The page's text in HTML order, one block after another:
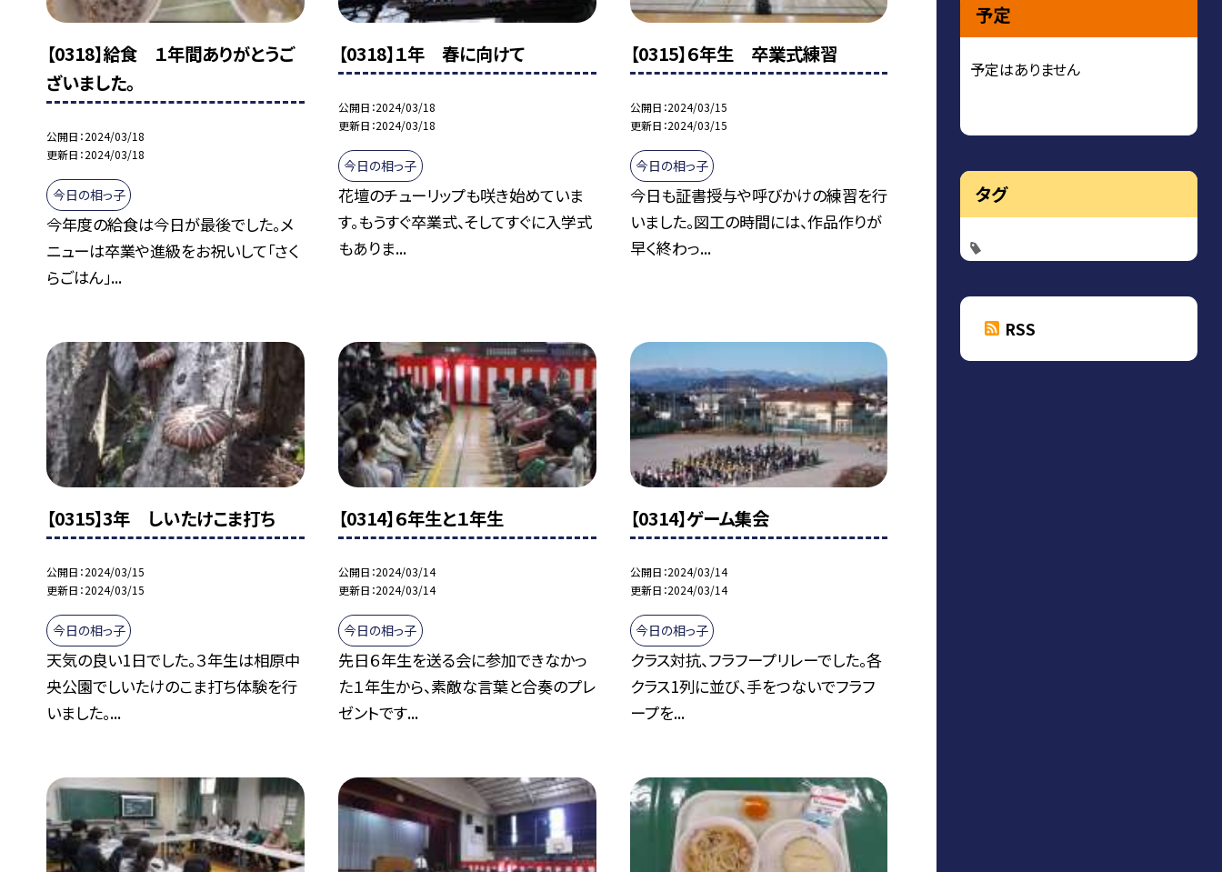
【0318】給食 １年間ありがとうご
ざいました。
公開日 2024/03/18
更新日 2024/03/18
今日の相っ子
今年度の給食は今日が最後でした。メ
ニューは卒業や進級をお祝いして「さく
らごはん」...
【0318】１年 春に向けて
公開日 2024/03/18
更新日 2024/03/18
今日の相っ子
花壇のチューリップも咲き始めていま
す。もうすぐ卒業式、そしてすぐに入学式
もありま...
【0315】６年生 卒業式練習
公開日 2024/03/15
更新日 2024/03/15
今日の相っ子
今日も証書授与や呼びかけの練習を行
いました。図工の時間には、作品作りが
早く終わっ...
【0315】3年 しいたけこま打ち
公開日 2024/03/15
更新日 2024/03/15
今日の相っ子
天気の良い1日でした。３年生は相原中
央公園でしいたけのこま打ち体験を行
いました。...
【0314】６年生と１年生
公開日 2024/03/14
更新日 2024/03/14
今日の相っ子
先日６年生を送る会に参加できなかっ
た１年生から、素敵な言葉と合奏のプレ
ゼントです...
【0314】ゲーム集会
公開日 2024/03/14
更新日 2024/03/14
今日の相っ子
クラス対抗、フラフープリレーでした。各
クラス1列に並び、手をつないでフラフ
ープを...
予定
予定はありません
タグ
RSS